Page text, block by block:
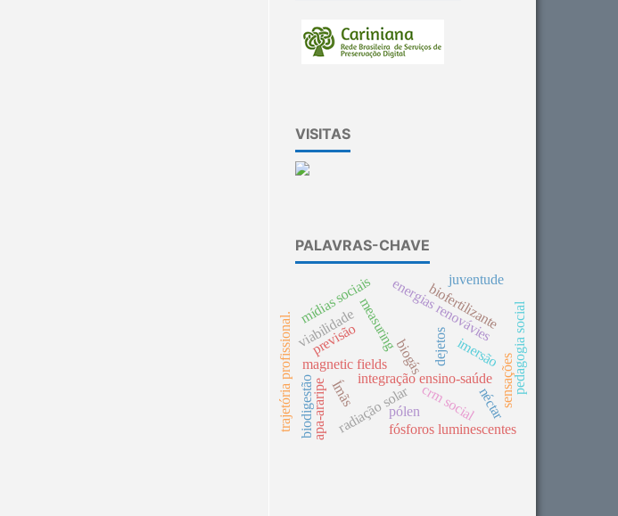
VISITAS
PALAVRAS-CHAVE
integração ensino-saúde
biogás
measuring
magnetic fields sensações
imersão
radiação solar
energias renovávies
previsão
mídias sociais
crm social
biodigestão
biofertilizante
dejetos pedagogia social
juventude
trajetória profissional. Ímãs
fósforos luminescentes
apa-araripe néctar
pólen
viabilidade